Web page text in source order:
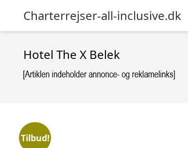
Charterrejser-all-inclusive.dk
Hotel The X Belek
Tilbud!